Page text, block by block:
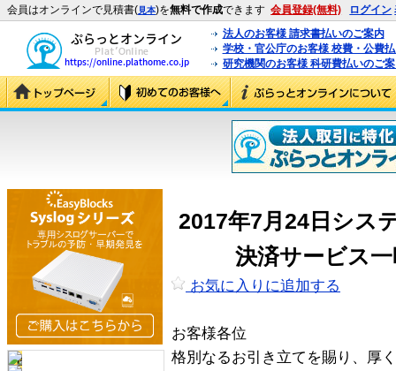
会員はオンラインで見積書(見本)を無料で作成できます 会員登録(無料) ログイン
法人のお客様 請求書払いのご案内
学校・官公庁のお客様 校費・公費
研究機関のお客様 科研費払いのご
2017年7月24日シス
決済サービス
お気に入りに追加する
お客様各位
格別なるお引き立てを賜り、厚